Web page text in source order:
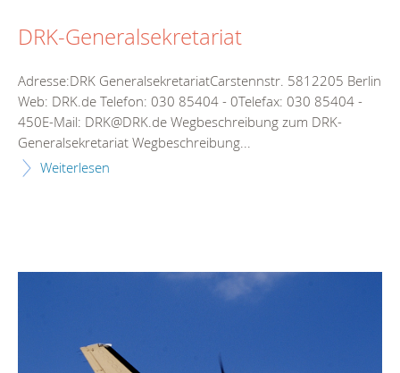
DRK-Generalsekretariat
Adresse:DRK GeneralsekretariatCarstennstr. 5812205 Berlin
Web: DRK.de Telefon: 030 85404 - 0Telefax: 030 85404 -
450E-Mail: DRK@DRK.de Wegbeschreibung zum DRK-
Generalsekretariat Wegbeschreibung...
Weiterlesen